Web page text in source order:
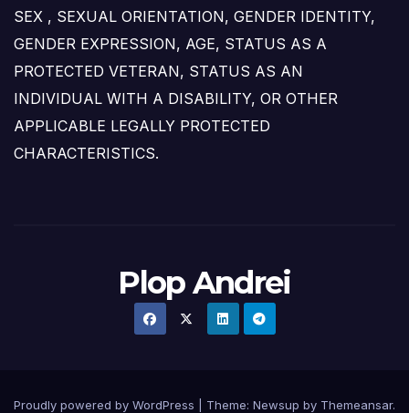
SEX , SEXUAL ORIENTATION, GENDER IDENTITY,
GENDER EXPRESSION, AGE, STATUS AS A
PROTECTED VETERAN, STATUS AS AN
INDIVIDUAL WITH A DISABILITY, OR OTHER
APPLICABLE LEGALLY PROTECTED
CHARACTERISTICS.
Plop Andrei
Proudly powered by WordPress Theme: Newsup by Themeansar.